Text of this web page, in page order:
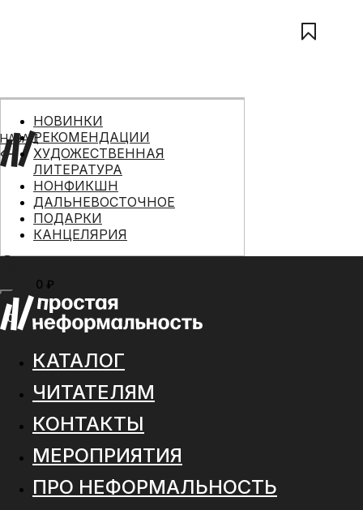
0 ₽
МЕНЮ
0
НАЗАД
НОВИНКИ
РЕКОМЕНДАЦИИ
ХУДОЖЕСТВЕННАЯ
ЛИТЕРАТУРА
НОНФИКШН
ДАЛЬНЕВОСТОЧНОЕ
ПОДАРКИ
КАНЦЕЛЯРИЯ
КАТАЛОГ
ЧИТАТЕЛЯМ
КОНТАКТЫ
МЕРОПРИЯТИЯ
ПРО НЕФОРМАЛЬНОСТЬ